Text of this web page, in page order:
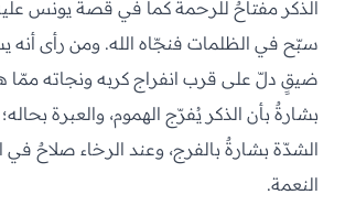
الذكر مفتاحٌ للرحمة كما في قصة يونس
سبّح في الظلمات فنجّاه الله. ومن رأى أنه
ضيقٍ دلّ على قرب انفراج كربه ونجاته ممّا
بشارةٌ بأن الذكر يُفرّج الهموم، والعبرة
الشدّة بشارةٌ بالفرج، وعند الرخاء صلاحٌ في
النعمة.